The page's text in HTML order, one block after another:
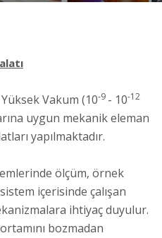
Vakum (10-9 - 10-12
uygun mekanik eleman
yapılmaktadır.
ölçüm, örnek
içerisinde çalışan
ihtiyaç duyulur.
bozmadan